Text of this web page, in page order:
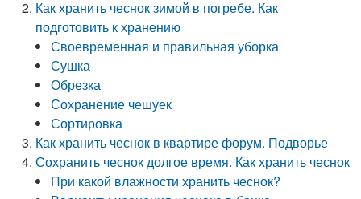
Как хранить чеснок зимой в погребе. Как
подготовить к хранению
Своевременная и правильная уборка
Сушка
Обрезка
Сохранение чешуек
Сортировка
Как хранить чеснок в квартире форум. Подворье
Сохранить чеснок долгое время. Как хранить чеснок
При какой влажности хранить чеснок?